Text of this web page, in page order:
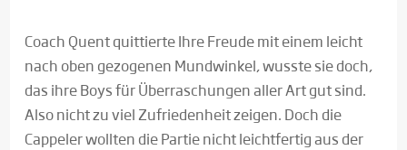
Coach Quent quittierte Ihre Freude mit einem leicht
nach oben gezogenen Mundwinkel, wusste sie doch,
das ihre Boys für Überraschungen aller Art gut sind.
Also nicht zu viel Zufriedenheit zeigen. Doch die
Cappeler wollten die Partie nicht leichtfertig aus der